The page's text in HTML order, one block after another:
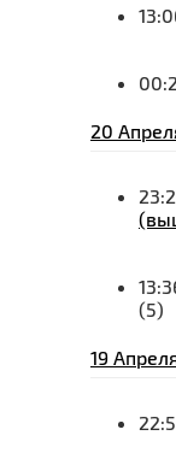
20
(5)
19